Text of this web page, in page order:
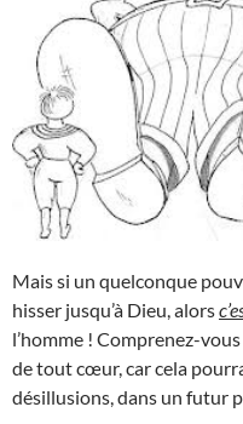
Mais si un quelconque
hisser jusqu’à Dieu, alors
l’homme ! Comprenez-
de tout cœur, car cela
désillusions, dans un futur